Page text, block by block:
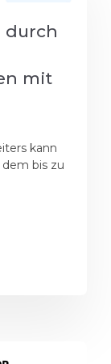
durch
mit
kann
bis zu